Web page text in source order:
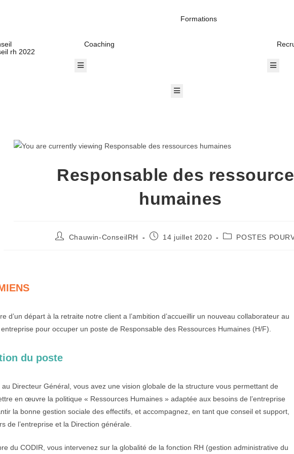
Toggle Menu
Coaching
Hamburger Toggle Menu
Formations
Hamburger Toggle Menu
Responsable des
humaines
Chauwin-ConseilRH 14 juillet 2020 POSTES
d’un départ à la retraite notre client a l’ambition d’accueillir un nouveau collaborateur au
pour occuper un poste de Responsable des Ressources Humaines (H/F).
du poste
au Directeur Général, vous avez une vision globale de la structure vous permettant de
en œuvre la politique « Ressources Humaines » adaptée aux besoins de l’entreprise
la bonne gestion sociale des effectifs, et accompagnez, en tant que conseil et support,
de l’entreprise et la Direction générale.
du CODIR, vous intervenez sur la globalité de la fonction RH (gestion administrative du